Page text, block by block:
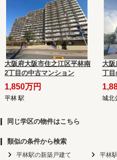
大阪府大阪市住之江区平林南
2丁目の中古マンション
1,850万円
平林 駅
大
丁目
城北
同じ学区の物件はこちら
類似の条件から検索
平林駅の新築戸建て 平林